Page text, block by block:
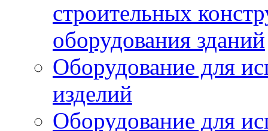
строительных
оборудования зданий
Оборудование для
изделий
Оборудование для